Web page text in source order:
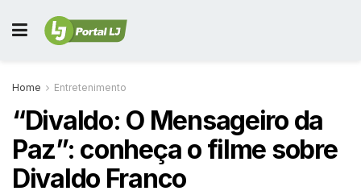
Home Entretenimento
“Divaldo: O Mensageiro da
Paz”: conheça o filme sobre
Divaldo Franco